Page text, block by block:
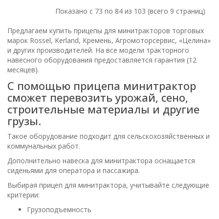
Показано с 73 по 84 из 103 (всего 9 страниц)
Предлагаем купить прицепы для минитракторов торговых
марок Rossel, Kerland, Кремень, Агромоторсервис, «Целина»
и других производителей. На все модели тракторного
навесного оборудования предоставляется гарантия (12
месяцев).
С помощью прицепа минитрактор
сможет перевозить урожай, сено,
строительные материалы и другие
грузы.
Такое оборудование подходит для сельскохозяйственных и
коммунальных работ.
Дополнительно навеска для минитрактора оснащается
сиденьями для оператора и пассажира.
Выбирая прицеп для минитрактора, учитывайте следующие
критерии:
Грузоподъемность